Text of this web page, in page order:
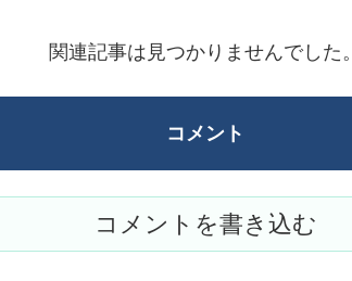
関連記事は見つかりませんでした。
コメント
コメントを書き込む